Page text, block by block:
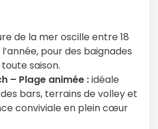
de la mer oscille entre 18
pour des baignades
saison.
– Plage animée :idéale
bars, terrains de volley et
conviviale en plein cœur